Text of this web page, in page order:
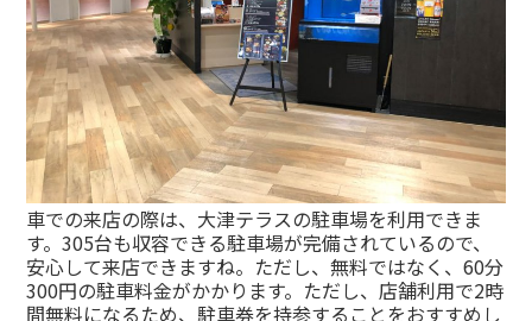
車での来店の際は、大津テラスの駐車場を利用できま
す。305台も収容できる駐車場が完備されているので、
安心して来店できますね。ただし、無料ではなく、60分
300円の駐車料金がかかります。ただし、店舗利用で2時
間無料になるため、駐車券を持参することをおすすめし